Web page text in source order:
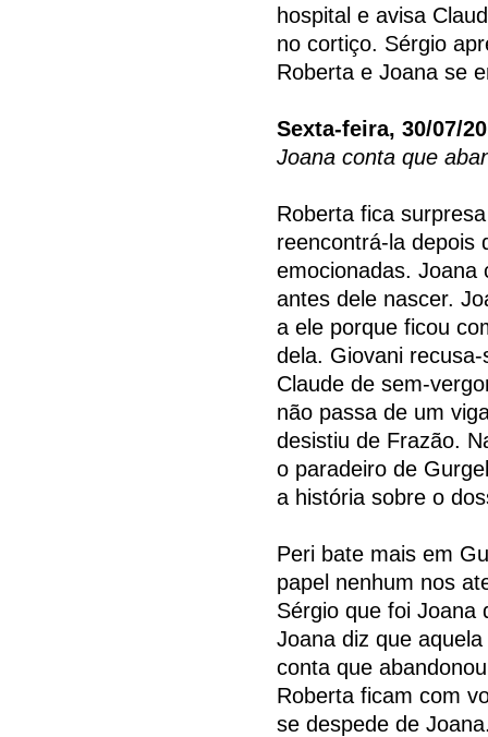
hospital e avisa
no cortiço. Sérgio
Roberta e Joana se
Sexta-feira, 30/07/
Joana conta que
Roberta fica
reencontrá-la depois
emocionadas. Joana
antes dele nascer.
a ele porque ficou
dela. Giovani
Claude de sem-
não passa de um
desistiu de Frazão.
o paradeiro de
a história sobre o
Peri bate mais em
papel nenhum nos
Sérgio que foi Joana
Joana diz que
conta que
Roberta ficam com
se despede de